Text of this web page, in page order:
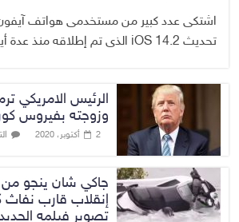
اشتكى عدد كبير من مستخدمى هواتف
تحديث iOS 14.2 الذى تم إطلاقه منذ عدة أيام، بأن
الرئيس الامريكي
وزوجته بفيروس
2 أكتوبر، 2020
جاكي شان ينجو من
إنقلاب قارب نفاث
تصوير فيلمه